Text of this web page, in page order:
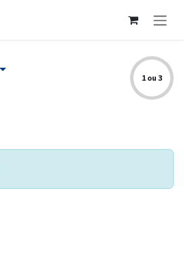
1 ou 3